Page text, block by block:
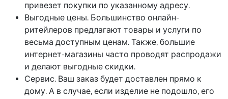
привезет покупки по указанному адресу.
Выгодные цены. Большинство онлайн-
ритейлеров предлагают товары и услуги по
весьма доступным ценам. Также, большие
интернет-магазины часто проводят распродажи
и делают выгодные скидки.
Сервис. Ваш заказ будет доставлен прямо к
дому. А в случае, если изделие не подошло, его